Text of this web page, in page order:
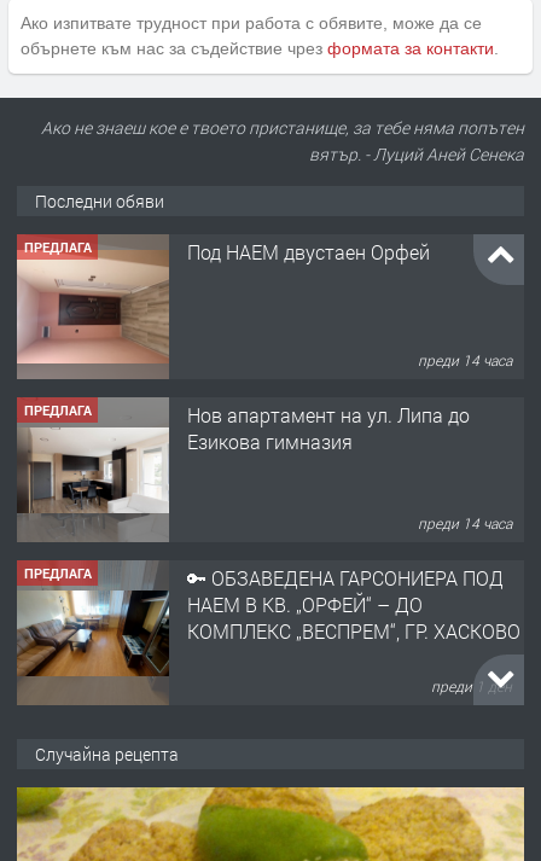
Ако изпитвате трудност при работа с обявите, може да се
обърнете към нас за съдействие чрез формата за контакти
Ако не знаеш кое е твоето пристанище, за тебе няма попътен
вятър. - Луций Аней Сенека
Последни обяви
Под НАЕМ двустаен Орфей
ПРЕДЛАГА
ПРЕДЛАГА
🔑 ОБЗАВЕДЕНА ГАРСОНИЕРА ПОД
ПРЕДЛАГА
НАПЪЛНО ОБЗАВЕДЕН И
ОБОРУДВАН ТРИСТАЕН
ПРЕДЛАГА
Случайна рецепта